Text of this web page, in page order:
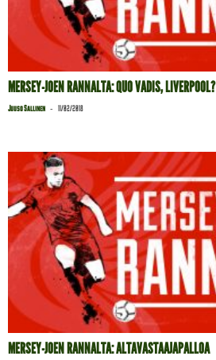
MERSEY-JOEN RANNALTA: QUO VADIS, LIVERPOOL?
Juuso Sallinen - 11/02/2018
MERSEY-JOEN RANNALTA: ALTAVASTAAJAPALLOA